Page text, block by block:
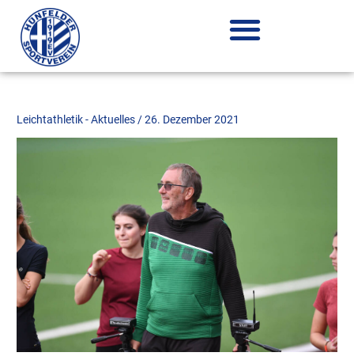
Inhalt
springen
Leichtathletik - Aktuelles /26. Dezember 2021